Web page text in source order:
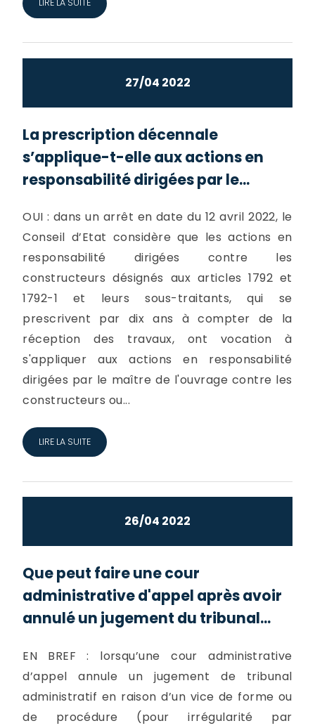
LIRE LA SUITE
27/04 2022
La prescription décennale
s’applique-t-elle aux actions en
responsabilité dirigées par le...
OUI : dans un arrêt en date du 12 avril 2022, le
Conseil d’Etat considère que les actions en
responsabilité dirigées contre les
constructeurs désignés aux articles 1792 et
1792-1 et leurs sous-traitants, qui se
prescrivent par dix ans à compter de la
réception des travaux, ont vocation à
s'appliquer aux actions en responsabilité
dirigées par le maître de l'ouvrage contre les
constructeurs ou...
LIRE LA SUITE
26/04 2022
Que peut faire une cour
administrative d'appel après avoir
annulé un jugement du tribunal...
EN BREF : lorsqu’une cour administrative
d’appel annule un jugement de tribunal
administratif en raison d’un vice de forme ou
de procédure (pour irrégularité par